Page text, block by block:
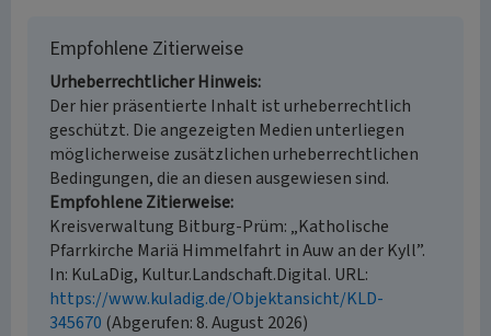
Empfohlene Zitierweise
Urheberrechtlicher Hinweis
Der hier präsentierte Inhalt ist urheberrechtlich
geschützt. Die angezeigten Medien unterliegen
möglicherweise zusätzlichen urheberrechtlichen
Bedingungen, die an diesen ausgewiesen sind.
Empfohlene Zitierweise
Kreisverwaltung Bitburg-Prüm: „Katholische
Pfarrkirche Mariä Himmelfahrt in Auw an der Kyll”.
In: KuLaDig, Kultur.Landschaft.Digital. URL:
https://www.kuladig.de/Objektansicht/KLD-
345670 (Abgerufen: 8. August 2026)